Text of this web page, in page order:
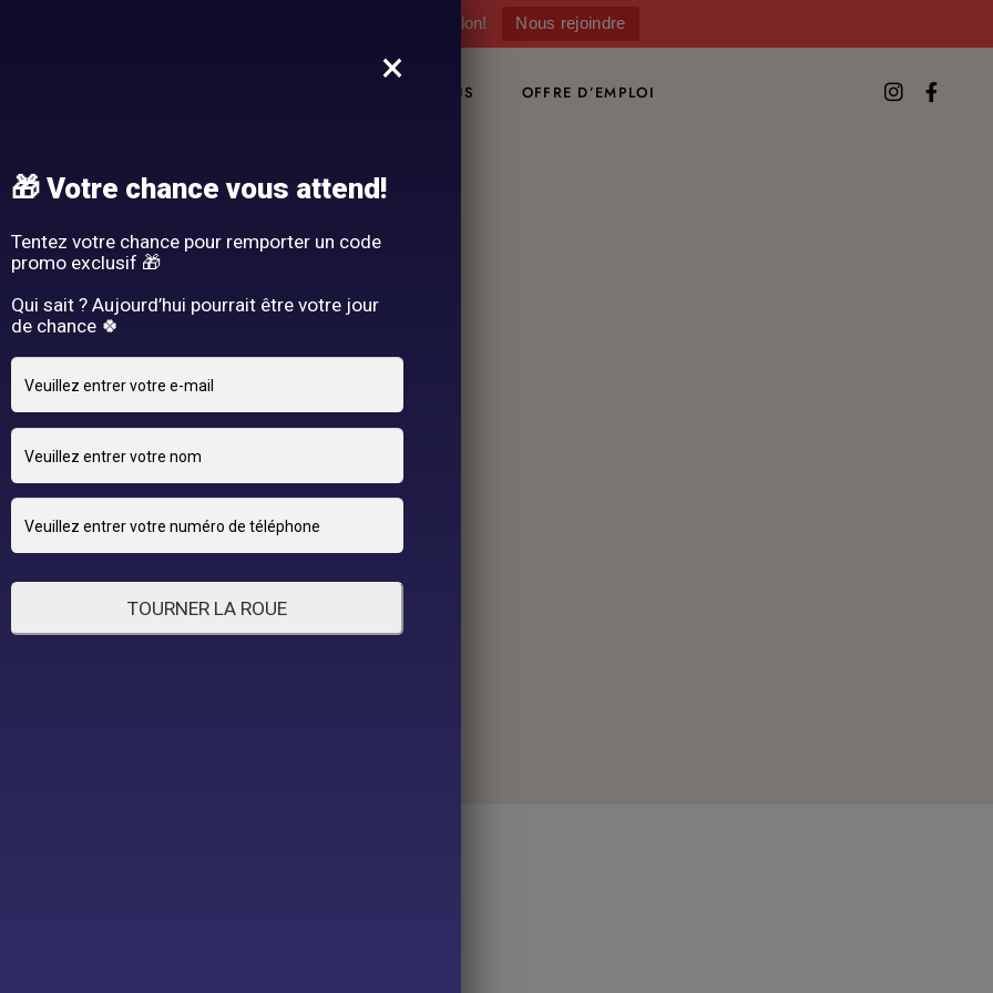
Hair By R! Nos cartes cadeau vous attendent au salon! Nous rejoindre
DEMANDE DE RENDEZ-VOUS OFFRE D’EMPLOI
29 OCTOBRE 2024
adriano
×
🎁 Votre chance vous attend!
Tentez votre chance pour remporter un code
promo exclusif 🎁
Qui sait ? Aujourd’hui pourrait être votre jour
de chance 🍀
TOURNER LA ROUE